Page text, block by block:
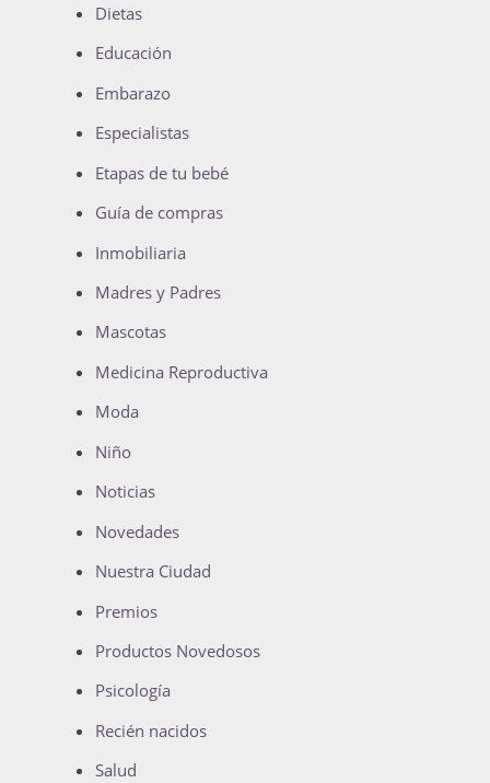
Dietas
Educación
Embarazo
Especialistas
Etapas de tu bebé
Guía de compras
Inmobiliaria
Madres y Padres
Mascotas
Medicina Reproductiva
Moda
Niño
Noticias
Novedades
Nuestra Ciudad
Premios
Productos Novedosos
Psicología
Recién nacidos
Salud